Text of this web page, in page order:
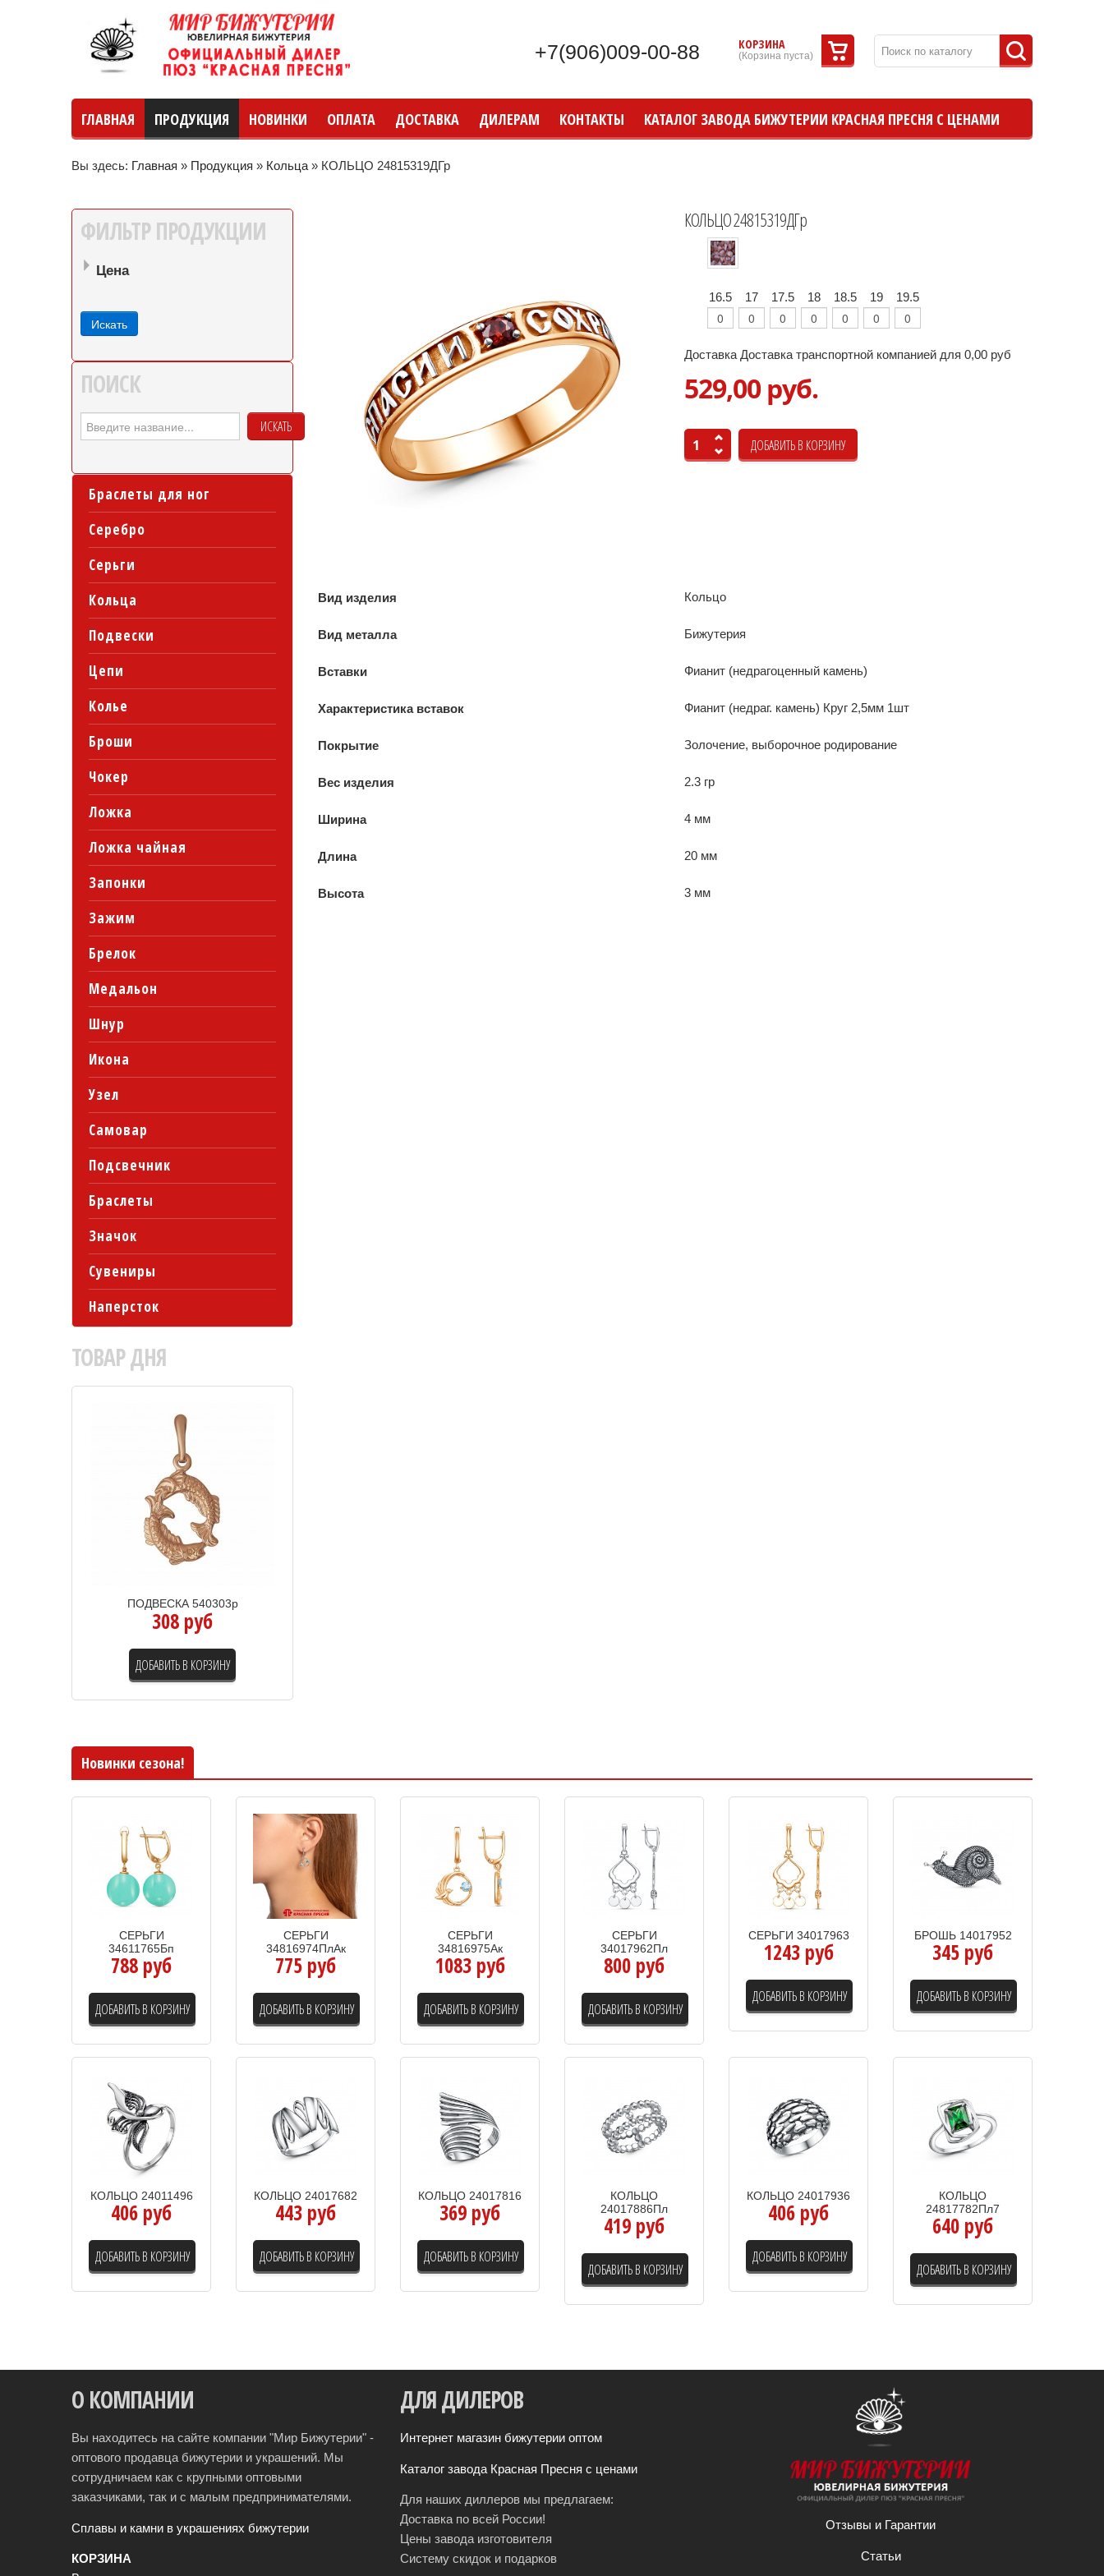
КОРЗИНА
(Корзина пуста)
+7(906)009-00-88
ГЛАВНАЯ ПРОДУКЦИЯ НОВИНКИ ОПЛАТА ДОСТАВКА ДИЛЕРАМ КОНТАКТЫ КАТАЛОГ ЗАВОДА БИЖУТЕРИИ КРАСНАЯ ПРЕСНЯ С ЦЕНАМИ
Вы здесь: Главная » Продукция » Кольца » КОЛЬЦО 24815319ДГр
ФИЛЬТР ПРОДУКЦИИ
Цена
ПОИСК
ИСКАТЬ
Браслеты для ног
Серебро
Серьги
Кольца
Подвески
Цепи
Колье
Броши
Чокер
Ложка
Ложка чайная
Запонки
Зажим
Брелок
Медальон
Шнур
Икона
Узел
Самовар
Подсвечник
Браслеты
Значок
Сувениры
Наперсток
ТОВАРДНЯ
ПОДВЕСКА 540303р
308 руб
ДОБАВИТЬ В КОРЗИНУ
КОЛЬЦО 24815319ДГр
16.5 17 17.5 18 18.5 19 19.5
Доставка Доставка транспортной компанией для 0,00 руб
529,00 руб.
Вид изделия Кольцо
Вид металла Бижутерия
Вставки Фианит (недрагоценный камень)
Характеристика вставок Фианит (недраг. камень) Круг 2,5мм 1шт
Покрытие Золочение, выборочное родирование
Вес изделия 2.3 гр
Ширина 4 мм
Длина 20 мм
Высота 3 мм
Новинки сезона!
СЕРЬГИ
34611765Бп
788 руб
ДОБАВИТЬ В КОРЗИНУ
СЕРЬГИ
34816974ПлАк
775 руб
ДОБАВИТЬ В КОРЗИНУ
СЕРЬГИ
34816975Ак
1083 руб
ДОБАВИТЬ В КОРЗИНУ
СЕРЬГИ
34017962Пл
800 руб
ДОБАВИТЬ В КОРЗИНУ
СЕРЬГИ 34017963
1243 руб
ДОБАВИТЬ В КОРЗИНУ
БРОШЬ 14017952
345 руб
ДОБАВИТЬ В КОРЗИНУ
КОЛЬЦО 24011496
406 руб
ДОБАВИТЬ В КОРЗИНУ
КОЛЬЦО 24017682
443 руб
ДОБАВИТЬ В КОРЗИНУ
КОЛЬЦО 24017816
369 руб
ДОБАВИТЬ В КОРЗИНУ
КОЛЬЦО
24017886Пл
419 руб
ДОБАВИТЬ В КОРЗИНУ
КОЛЬЦО 24017936
406 руб
ДОБАВИТЬ В КОРЗИНУ
КОЛЬЦО
24817782Пл7
640 руб
ДОБАВИТЬ В КОРЗИНУ
О КОМПАНИИ
Вы находитесь на сайте компании "Мир Бижутерии" -
оптового продавца бижутерии и украшений. Мы
сотрудничаем как с крупными оптовыми
заказчиками, так и с малым предпринимателями.
Сплавы и камни в украшениях бижутерии
КОРЗИНА
ДЛЯДИЛЕРОВ
Интернет магазин бижутерии оптом
Каталог завода Красная Пресня с ценами
Для наших диллеров мы предлагаем:
Доставка по всей России!
Цены завода изготовителя
Систему скидок и подарков
Отзывы и Гарантии
Статьи